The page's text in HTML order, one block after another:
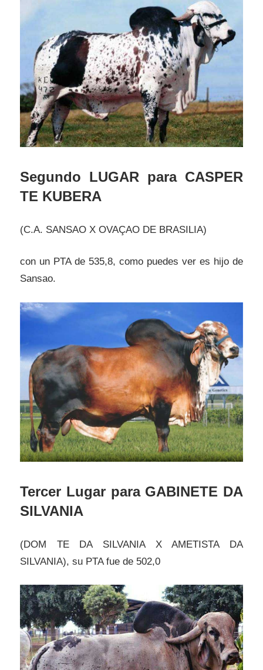
Segundo LUGAR para CASPER
TE KUBERA
(C.A. SANSAO X OVAÇAO DE BRASILIA)
con un PTA de 535,8, como puedes ver es hijo de
Sansao.
Tercer Lugar para GABINETE DA
SILVANIA
(DOM TE DA SILVANIA X AMETISTA DA
SILVANIA), su PTA fue de 502,0